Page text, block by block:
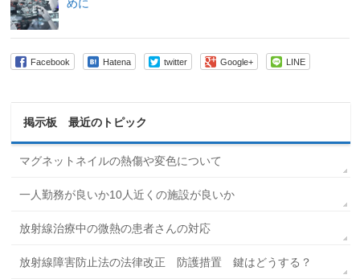
めに
Facebook Hatena twitter Google+ LINE
掲示板 最近のトピック
マグネットネイルの熱傷や変色について
一人勤務が良いか10人近くの施設が良いか
放射線治療中の微熱の患者さんの対応
放射線障害防止法の法律改正 防護措置 鍵はどうする？